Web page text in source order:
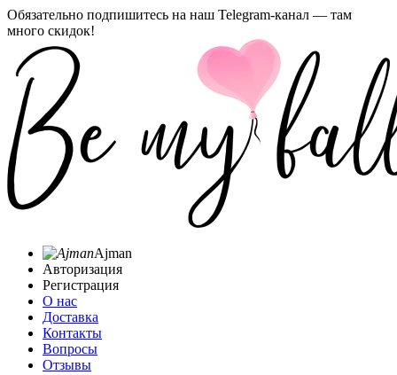
Обязательно подпишитесь на наш Telegram-канал — там
много скидок!
Ajman
Авторизация
Регистрация
О нас
Доставка
Контакты
Вопросы
Отзывы